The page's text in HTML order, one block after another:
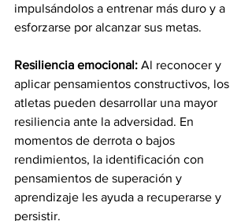
impulsándolos a entrenar más duro y a
esforzarse por alcanzar sus metas.
Resiliencia emocional: Al reconocer y
aplicar pensamientos constructivos, los
atletas pueden desarrollar una mayor
resiliencia ante la adversidad. En
momentos de derrota o bajos
rendimientos, la identificación con
pensamientos de superación y
aprendizaje les ayuda a recuperarse y
persistir.